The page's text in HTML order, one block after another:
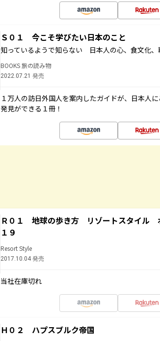
Ｓ０１ 今こそ学びたい日本のこと
知っているようで知らない 日本人の心、食文化
BOOKS 旅の読み物
2022.07.21 発売
１万人の訪日外国人を案内したガイドが、日本人
発見ができる１冊！
Ｒ０１ 地球の歩き方 リゾートスタイル
１９
Resort Style
2017.10.04 発売
当社在庫切れ
Ｈ０２ ハプスブルク帝国